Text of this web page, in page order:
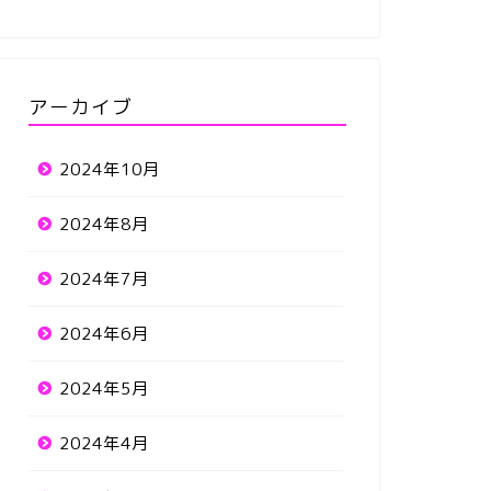
アーカイブ
2024年10月
2024年8月
2024年7月
2024年6月
2024年5月
2024年4月